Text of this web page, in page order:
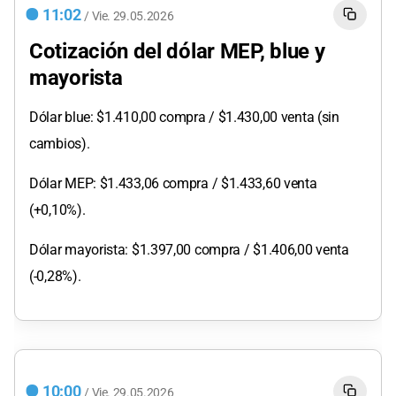
11:02 / Vie. 29.05.2026
Cotización del dólar MEP, blue y
mayorista
Dólar blue: $1.410,00 compra / $1.430,00 venta (sin
cambios).
Dólar MEP: $1.433,06 compra / $1.433,60 venta
(+0,10%).
Dólar mayorista: $1.397,00 compra / $1.406,00 venta
(-0,28%).
10:00 / Vie. 29.05.2026